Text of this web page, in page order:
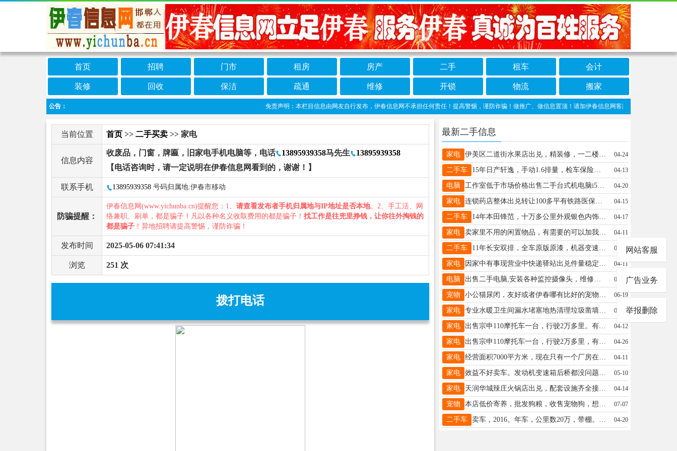
首页 招聘 门市 租房 房产 二手 租车 会计
装修 回收 保洁 疏通 维修 开锁 物流 搬家
公告： 免责声明：本栏目信息由网友自行发布，伊春信息网不承担任何责任！提高警惕，谨防诈骗！做推广、做信息置顶！请加伊春信息网客服微信：wangkuiba
当前位置 首页 >> 二手买卖 >> 家电
信息内容
收废品，门窗，牌匾，旧家电手机电脑等，电话 13895939358马先生
13895939358
【电话咨询时，请一定说明在伊春信息网看到的，谢谢！】
联系手机 13895939358 号码归属地:伊春市移动
防骗提醒：
伊春信息网(www.yichunba.cn)提醒您：1、 请查看发布者手机归属地与IP地址是否本地。2、手工活、网
络兼职、刷单，都是骗子！凡以各种名义收取费用的都是骗子！ 找工作是往兜里挣钱，让你往外掏钱的
都是骗子 ！异地招聘请提高警惕，谨防诈骗！
发布时间 2025-05-06 07:41:34
浏览 251 次
拨打电话
最新二手信息
家电 伊美区二道街水果店出兑，精装修，一二楼一共150平方，位置好，适合干各种买卖，有意者联系18804582211李女士18804582211 04-24
二手车 15年日产轩逸，手动1.6排量，检车保险全年，发动机变速箱底盘开着好，全车原版原漆多，皮实耐用省油利器，价格便宜2万3卖车18645820989 04-13
电脑 工作室低于市场价格出售二手台式机电脑i54590内存16G固态硬盘240搭配新机箱500元（搭配旧机箱450元）i54590内存8G固态硬盘120搭配新机箱450元（搭配旧机箱400元）i544开头的cpu内存8G固态硬盘120旧机箱300元独立显卡750T2G200元独立显卡6501G100元19寸显示器90元32液晶显示器350-400元，一共七台，看品质定价格，还有微曲的。☎️18604580933周先生13234586994 04-20
家电 连锁药店整体出兑转让100多平有铁路医保市医保设备软件齐全单独执业药师营业中账目可查接手即可盈利有意者联系:17702207654夏先生13234582739 04-15
二手车 14年本田锋范，十万多公里外观银色内饰新，大灯调节Eco节油模式，暖风嘎嘎热，空调冻手，机变颠峰，音响带环绕，保养刚做完，保险检车25年11末，到手一分钱不用添就是开，市区四毛多，高速三毛四五，到手一分钱不用添，上下班代步理想好车。抓紧在18004580832 04-17
家电 卖家里不用的闲置物品，有需要的可以加我微信18545269556卖闲置18545269556 04-11
二手车 11年长安双排，全车原版原漆，机器变速箱底盘好，小几千块钱李志刚18324653456 04-09
家电 因家中有事现营业中快递驿站出兑件量稳定发货量大自取量达到百分之九十小区都是电梯房房租刚交完接手就可盈利收入可观价格8万有意者可电话联系林先生18145427737 04-11
电脑 出售二手电脑,安装各种监控摄像头，维修监控大量出售二手电脑、各种配置，出售二手手机，黎明小区4号楼华兴电脑15246921685老刘15246921685 05-20
宠物 小公猫尿闭，友好或者伊春哪有比好的宠物医院，求助宋19214582578 06-19
家电 专业水暖卫生间漏水堵塞地热清理垃圾凿墙瓦工家庭翻新张13339484177 04-11
家电 出售宗申110摩托车一台，行驶2万多里。有牌照。2015年的。于先生13846658750 04-12
家电 出售宗申110摩托车一台，行驶2万多里，有牌照于先生13846658750 04-26
家电 经营面积7000平方米，现在只有一个厂房在使用，另有两个厂房闲置中。有母鸡7000余只，有独特配方，鸡蛋口感好营养高。养殖场设备齐全，饲料室育雏室等一应俱全。所产的鸡蛋品质好价格高，在哈尔滨知名超市售卖，价格可观，由于本人精力有限工作繁忙又面临孩子要高考等诸多因素，忍痛割爱。吕女士13845848080 04-11
家电 效益不好卖车。发动机变速箱后桥都没问题，一滴水不漏保养非常好。一滴机油都不丢。。跃进开拓x500工程自卸车，潍柴160马力法士特8挡国5排放18年10月上牌保险到25年11月份900-20轮胎环保绿自动篷布，大箱4米×2.28米大黄牌15.79吨。空调，柴油预热器，驻车柴油暖风都有，自动玻璃升降器。外送一条8成新轮胎13904585259陈先生13904585259 05-10
家电 天润华城辣庄火锅店出兑，配套设施齐全接手就干空调排风，面积300平米，转让费面谈，非诚勿扰赵15734581111 04-14
宠物 本店低价寄养，批发狗粮，收售宠物狗，想做繁殖副业的也可联系田18045888318 07-07
二手车 卖车，2016。年车，公里数20万，带棚。梁女13644670883 04-20
网站客服
广告业务
举报删除